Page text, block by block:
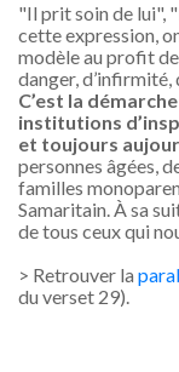
"Il prit soin de lui",
cette expression,
modèle au profit
danger,
C’est la
institutions
et toujours
personnes âgées,
familles
Samaritain. À sa
de tous ceux qui
> Retrouver la
du verset 29).